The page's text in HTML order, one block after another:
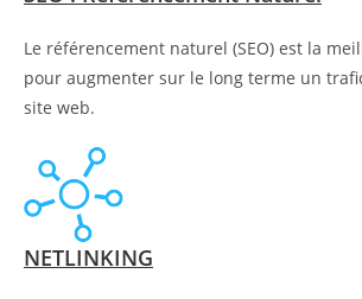
Le référencement naturel (SEO) est la
pour augmenter sur le long terme un
site web.
NETLINKING